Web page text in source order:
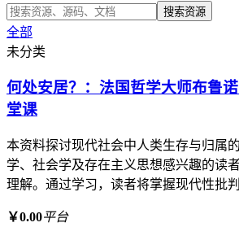
搜索资源
全部
未分类
何处安居？：法国哲学大师布鲁
堂课
本资料探讨现代社会中人类生存与归属
学、社会学及存在主义思想感兴趣的读
理解。通过学习，读者将掌握现代性批
￥0.00平台